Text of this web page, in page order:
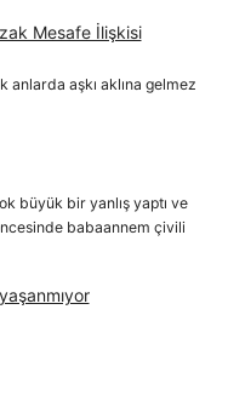
Mesafe İlişkisi
anlarda aşkı aklına gelmez
büyük bir yanlış yaptı ve
babaannem çivili